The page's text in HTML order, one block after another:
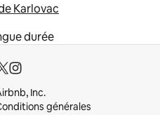
Karlovac
durée
Inc.
générales